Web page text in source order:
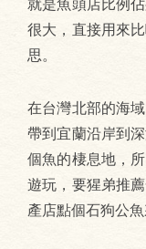
很大，直接用來
思。
在台灣北部的海
帶到宜蘭沿岸到
個魚的棲息地，
遊玩，要猩弟推
產店點個石狗公魚